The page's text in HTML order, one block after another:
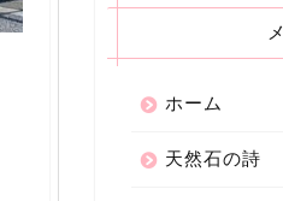
ホーム
天然石の詩